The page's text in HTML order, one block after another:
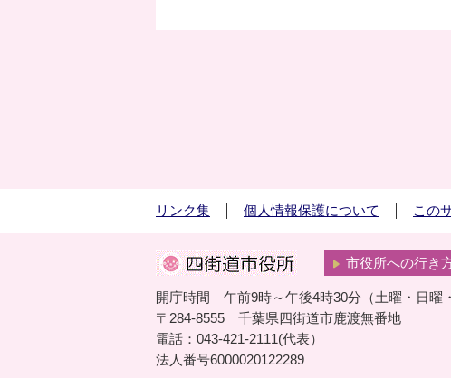
リンク集 個人情報保護について この
市役所への行き
開庁時間 午前9時～午後4時30分（土曜・日曜
〒284-8555 千葉県四街道市鹿渡無番地
電話：043-421-2111(代表）
法人番号6000020122289